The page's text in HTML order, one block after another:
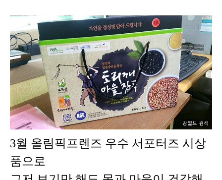
3월 올림픽프렌즈 우수 서포터즈 시상
품으로